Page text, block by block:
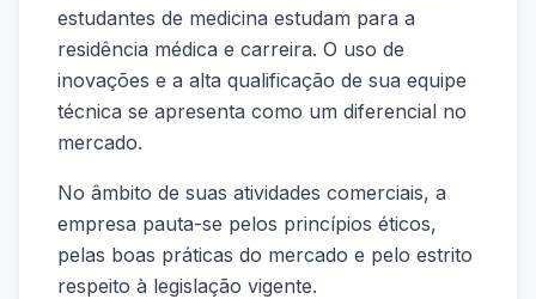
estudantes de medicina estudam para a
residência médica e carreira. O uso de
inovações e a alta qualificação de sua equipe
técnica se apresenta como um diferencial no
mercado.
No âmbito de suas atividades comerciais, a
empresa pauta-se pelos princípios éticos,
pelas boas práticas do mercado e pelo estrito
respeito à legislação vigente.